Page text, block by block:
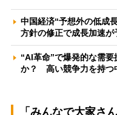
中国経済“予想外の低成
方針の修正で成長加速
“AI革命”で爆発的な需
か？ 高い競争力を持つ
「みんなで大家さ